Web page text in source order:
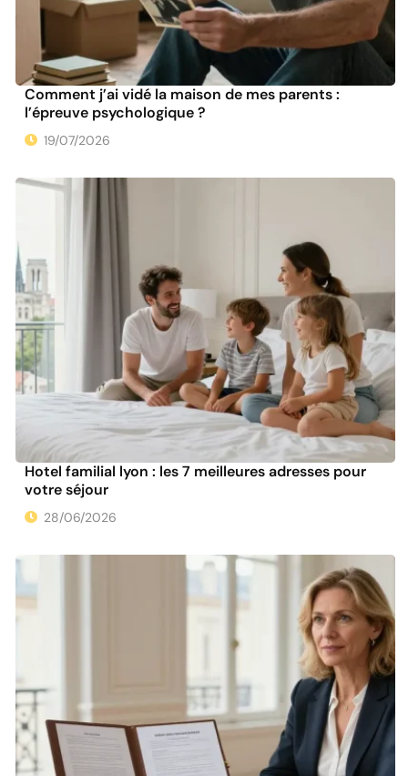
Comment j’ai vidé la maison de mes parents :
l’épreuve psychologique ?
19/07/2026
Hotel familial lyon : les 7 meilleures adresses pour
votre séjour
28/06/2026